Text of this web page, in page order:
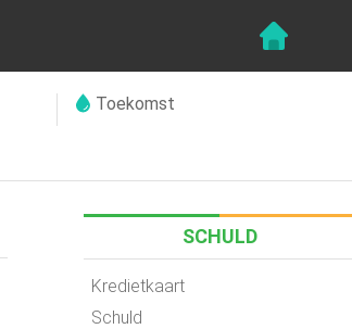
Toekomst
SCHULD
Kredietkaart
Schuld